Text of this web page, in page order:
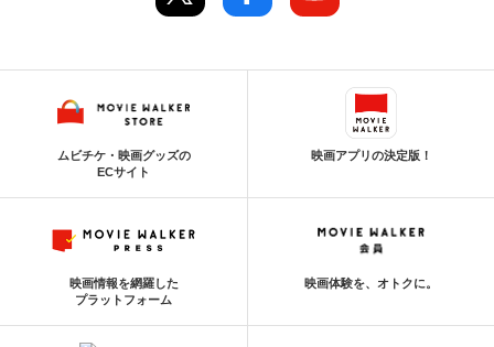
ムビチケ・映画グッズの
ECサイト
映画アプリの決定版！
映画情報を網羅した
プラットフォーム
映画体験を、オトクに。